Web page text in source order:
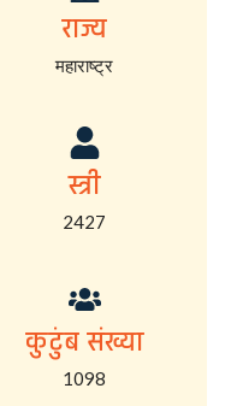
राज्य
महाराष्ट्र
स्त्री
2427
कुटुंब संख्या
1098